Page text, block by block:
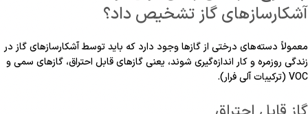
آشکارسازهای گاز تشخیص داد؟
معمولاً دسته‌های درختی از گازها وجود دارد که باید توسط آشکارسازهای گاز در
زندگی روزمره و کار اندازه‌گیری شوند، یعنی گازهای قابل احتراق، گازهای سمی و
VOC (ترکیبات آلی فرار).